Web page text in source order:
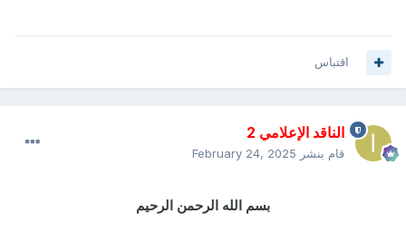
اقتباس
الناقد الإعلامي 2
قام بنشر February 24, 2025
بسم الله الرحمن الرحيم